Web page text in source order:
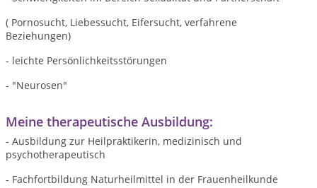
( Pornosucht, Liebessucht, Eifersucht, verfahrene
Beziehungen)
- leichte Persönlichkeitsstörungen
- "Neurosen"
Meine therapeutische Ausbildung:
- Ausbildung zur Heilpraktikerin, medizinisch und
psychotherapeutisch
- Fachfortbildung Naturheilmittel in der Frauenheilkunde